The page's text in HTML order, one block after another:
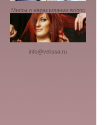
Мифы о наращивании волос
info@velissa.ru